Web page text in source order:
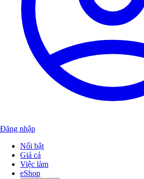
Đăng nhập
Nổi bật
Giá cả
Việc làm
eShop